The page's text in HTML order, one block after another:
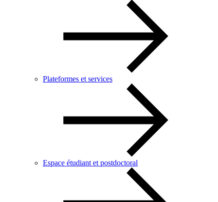
Plateformes et services
Espace étudiant et postdoctoral